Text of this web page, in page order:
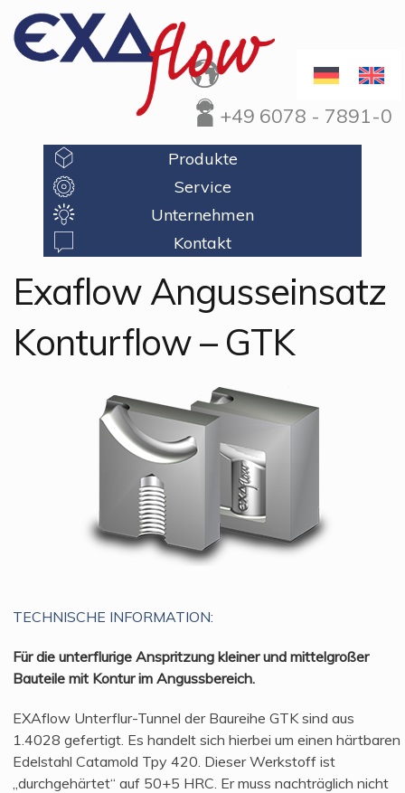
+49 6078 - 7891-0
Produkte
Service
Unternehmen
Kontakt
Exaflow Angusseinsatz
Konturflow – GTK
TECHNISCHE INFORMATION:
Für die unterflurige Anspritzung kleiner und mittelgroßer
Bauteile mit Kontur im Angussbereich.
EXAflow Unterflur-Tunnel der Baureihe GTK sind aus
1.4028 gefertigt. Es handelt sich hierbei um einen härtbaren
Edelstahl Catamold Tpy 420. Dieser Werkstoff ist
„durchgehärtet“ auf 50+5 HRC. Er muss nachträglich nicht